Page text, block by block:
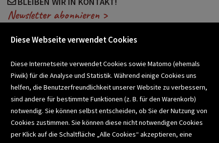
Newsletter abonnieren >
SCHULBUCHSERVICE
BUCHEMPFEHLUNGEN
Diese Webseite verwendet Cookies
Diese Internetseite verwendet Cookies sowie Matomo (ehemals
Piwik) für die Analyse und Statistik. Während einige Cookies uns
helfen, die Benutzerfreundlichkeit unserer Website zu verbessern,
sind andere für bestimmte Funktionen (z. B. für den Warenkorb)
notwendig. Sie können selbst entscheiden, ob Sie der Nutzung von
Cookies zustimmen. Sie können diese nicht notwendigen Cookies
per Klick auf die Schaltfläche „Alle Cookies“ akzeptieren, eine